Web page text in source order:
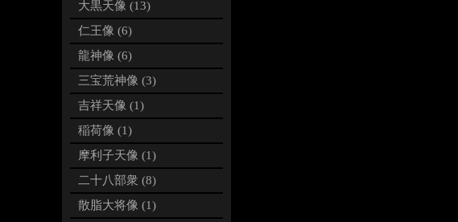
大黒天像 (13)
仁王像 (6)
龍神像 (6)
三宝荒神像 (3)
吉祥天像 (1)
稲荷像 (1)
摩利子天像 (1)
二十八部衆 (8)
散脂大将像 (1)